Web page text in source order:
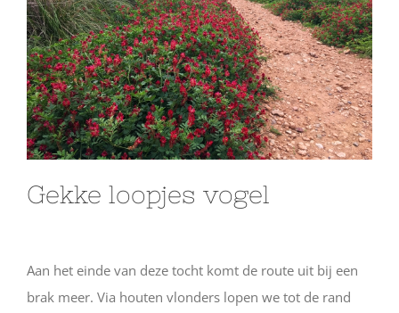
Gekke loopjes vogel
Aan het einde van deze tocht komt de route uit bij een
brak meer. Via houten vlonders lopen we tot de rand